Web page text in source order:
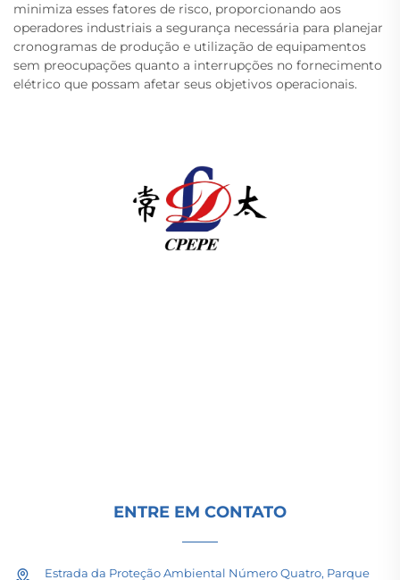
minimiza esses fatores de risco, proporcionando aos
operadores industriais a segurança necessária para planejar
cronogramas de produção e utilização de equipamentos
sem preocupações quanto a interrupções no fornecimento
elétrico que possam afetar seus objetivos operacionais.
ENTRE EM CONTATO
Estrada da Proteção Ambiental Número Quatro, Parque